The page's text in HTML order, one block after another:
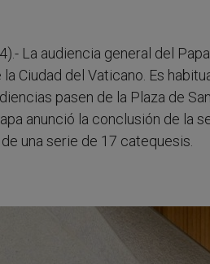
La audiencia general del
Ciudad del Vaticano. Es
pasen de la Plaza de
anunció la conclusión de la
una serie de 17 catequesis.